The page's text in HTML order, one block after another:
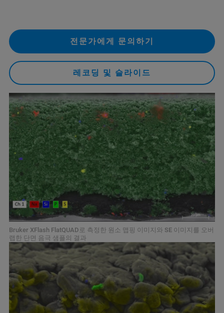
전문가에게 문의하기
레코딩 및 슬라이드
Bruker XFlash FlatQUAD로 측정한 원소 맵핑 이미지와 SE 이미지를 오버
랩한 단면 음극 샘플의 결과